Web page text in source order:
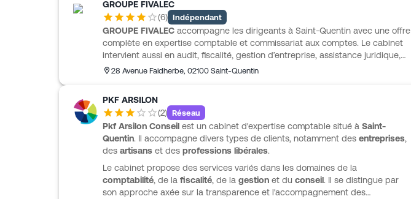
entreprises qui souhaitent déléguer ou garder la main avec l’appui d’experts
dédiés. Son offre comprend également des outils collaboratifs digitaux et
une solution FCN VINEA pensée pour les viticulteurs champenois.
GROUPE FIVALEC
(6) Indépendant
GROUPE FIVALEC accompagne les dirigeants à Saint-Quentin avec une offre
complète en expertise comptable et commissariat aux comptes. Le cabinet
intervient aussi en audit, fiscalité, gestion d’entreprise, assistance juridique,
RH et social, ainsi qu’en optimisation du capital personnel. Son
GROUPE FIVALEC s’appuie également sur des expertises sectorielles en
restauration, bâtiment, commerce, industrie et professions libérales, tout en
intégrant des outils collaboratifs et un espace cloud sécurisé pour faciliter le
suivi au quotidien.
28 Avenue Faidherbe, 02100 Saint-Quentin
PKF ARSILON
(2) Réseau
Pkf Arsilon Conseil est un cabinet d'expertise comptable situé à Saint-
Quentin. Il accompagne divers types de clients, notamment des entreprises,
des artisans et des professions libérales.
Le cabinet propose des services variés dans les domaines de la
comptabilité, de la fiscalité, de la gestion et du conseil. Il se distingue par
son approche axée sur la transparence et l'accompagnement des